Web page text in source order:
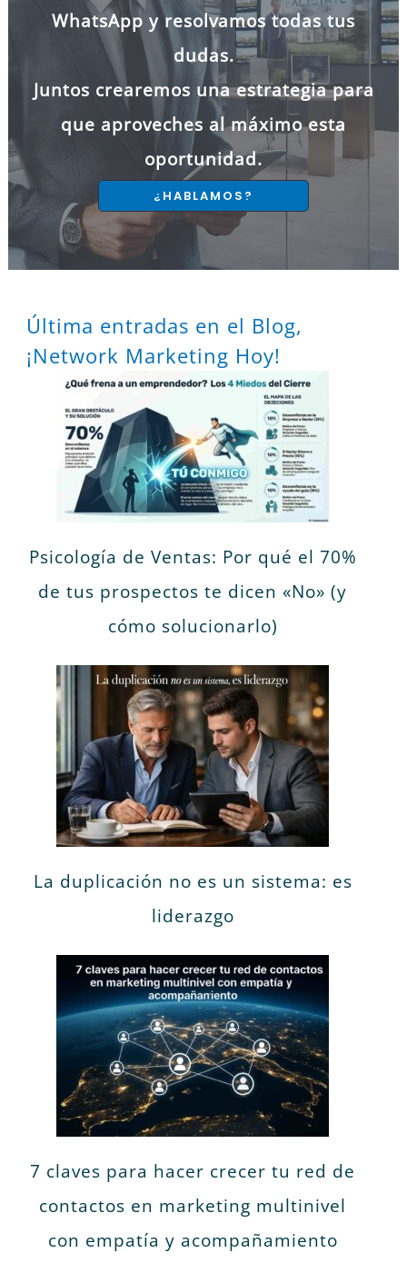
WhatsApp y resolvamos todas tus
dudas.
Juntos crearemos una estrategia para
que aproveches al máximo esta
oportunidad.
¿HABLAMOS?
Última entradas en el Blog,
¡Network Marketing Hoy!
Psicología de Ventas: Por qué el 70%
de tus prospectos te dicen «No» (y
cómo solucionarlo)
La duplicación no es un sistema: es
liderazgo
7 claves para hacer crecer tu red de
contactos en marketing multinivel
con empatía y acompañamiento